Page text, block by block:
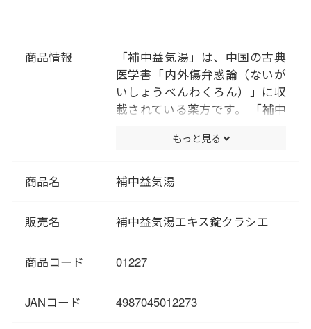
商品情報
「補中益気湯」は、中国の古典
医学書「内外傷弁惑論（ないが
いしょうべんわくろん）」に収
載されている薬方です。 「補中
うとう）」とも呼ばれていま
い強化する、益気とは、滅入り
う意味で、消化器系の機能低
下、体力の低下・虚弱を回復さ
す。 「補中益気湯」は胃腸機能
る人で平素から虚弱な体質、か
もっと見る
商品名 補中益気湯
販売名 補中益気湯エキス錠クラシエ
商品コード 01227
JANコード 4987045012273